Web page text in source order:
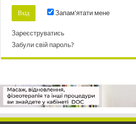
Запам'ятати мене
Зареєструватись
Забули свій пароль?